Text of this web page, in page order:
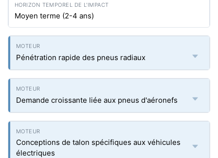
Moyen terme (2-4 ans)
Pénétration rapide des pneus radiaux
Demande croissante liée aux pneus d'aéronefs
Conceptions de talon spécifiques aux véhicules
électriques